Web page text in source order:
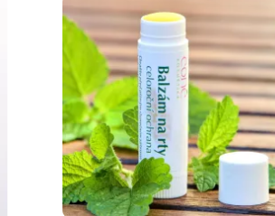
(1)